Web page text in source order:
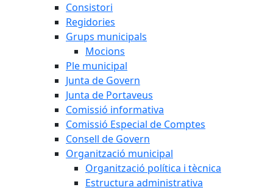
Consistori
Regidories
Grups municipals
Mocions
Ple municipal
Junta de Govern
Junta de Portaveus
Comissió informativa
Comissió Especial de Comptes
Consell de Govern
Organització municipal
Organització política i tècnica
Estructura administrativa